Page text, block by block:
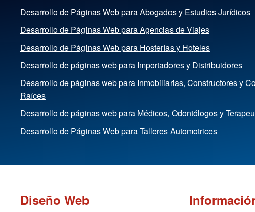
Desarrollo de Páginas Web para Abogados y Estudios Jurídicos
Desarrollo de Páginas Web para Agencias de Viajes
Desarrollo de Páginas Web para Hosterías y Hoteles
Desarrollo de páginas web para Importadores y Distribuidores
Desarrollo de páginas web para Inmobiliarias, Constructores y
Raíces
Desarrollo de páginas web para Médicos, Odontólogos y
Desarrollo de Páginas Web para Talleres Automotrices
Diseño Web